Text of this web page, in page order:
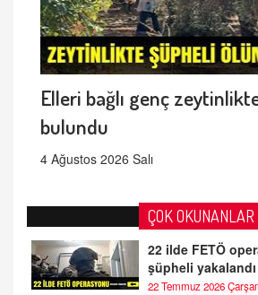
Elleri bağlı genç
bulundu
4 Ağustos 2026 Salı
ÇOK OKUNANLAR
22 ilde FETÖ
şüpheli yakalandı
22 Temmuz 2026